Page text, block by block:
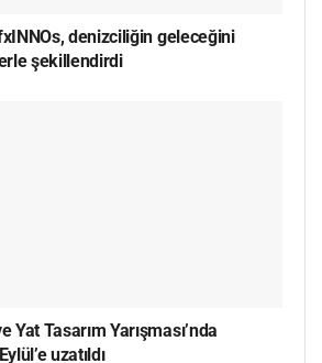
denizciliğin geleceğini
şekillendirdi
Yat Tasarım Yarışması’nda
uzatıldı